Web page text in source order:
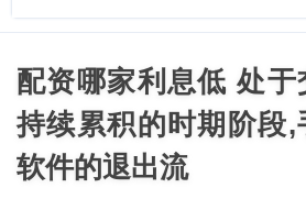
配资哪家利息低 处于
持续累积的时期阶段,
软件的退出流